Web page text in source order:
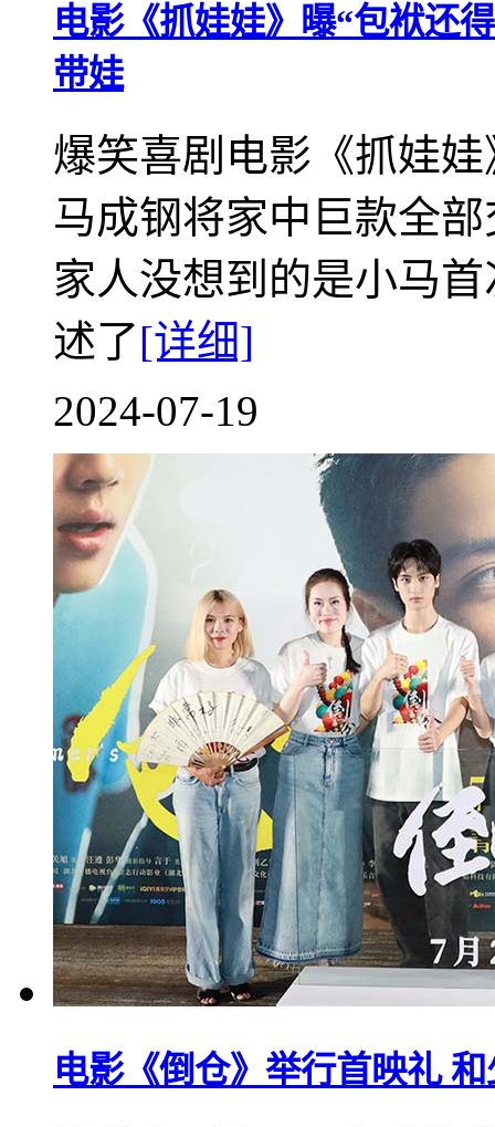
电影《抓娃娃》曝“包袱还
带娃
爆笑喜剧电影《抓娃
马成钢将家中巨款全
家人没想到的是小马
述了[详细]
2024-07-19
电影《倒仓》举行首映礼